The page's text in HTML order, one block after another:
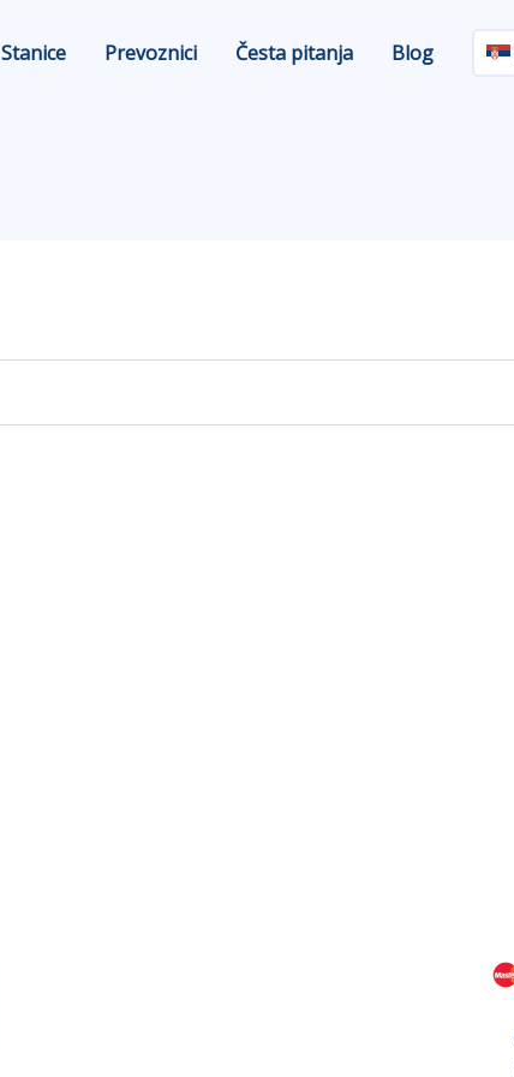
Stanice Prevoznici Česta pitanja Blog